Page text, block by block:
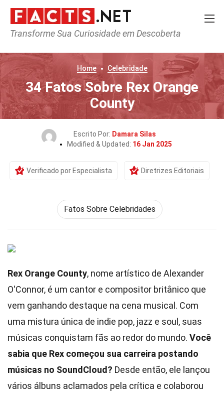
Transforme Sua Curiosidade em Descoberta
Home Celebridade
34 Fatos Sobre Rex Orange
County
Escrito Por: Damara Silas
Modified & Updated: 16 Jan 2025
Verificado por Especialista Diretrizes Editoriais
Fatos Sobre Celebridades
Rex Orange County, nome artístico de Alexander
O'Connor, é um cantor e compositor britânico que
vem ganhando destaque na cena musical. Com
uma mistura única de indie pop, jazz e soul, suas
músicas conquistam fãs ao redor do mundo. Você
sabia que Rex começou sua carreira postando
músicas no SoundCloud? Desde então, ele lançou
vários álbuns aclamados pela crítica e colaborou